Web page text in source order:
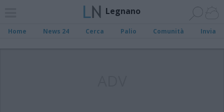
Legnano
Home News 24 Cerca Palio Comunità Invia